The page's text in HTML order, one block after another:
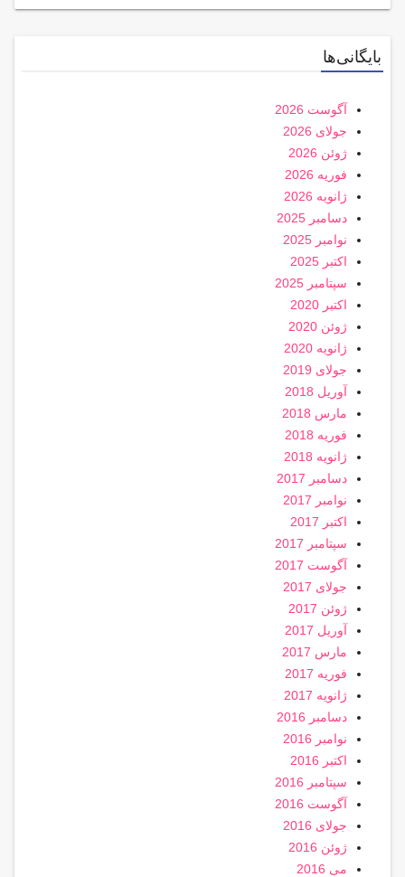
بایگانی‌ها
آگوست 2026
جولای 2026
ژوئن 2026
فوریه 2026
ژانویه 2026
دسامبر 2025
نوامبر 2025
اکتبر 2025
سپتامبر 2025
اکتبر 2020
ژوئن 2020
ژانویه 2020
جولای 2019
آوریل 2018
مارس 2018
فوریه 2018
ژانویه 2018
دسامبر 2017
نوامبر 2017
اکتبر 2017
سپتامبر 2017
آگوست 2017
جولای 2017
ژوئن 2017
آوریل 2017
مارس 2017
فوریه 2017
ژانویه 2017
دسامبر 2016
نوامبر 2016
اکتبر 2016
سپتامبر 2016
آگوست 2016
جولای 2016
ژوئن 2016
می 2016